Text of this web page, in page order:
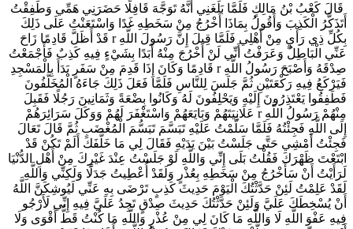
كَعْبُ بْنُ مَالِكٍ فَلَمَّا بَلَغَنِي أَنَّهُ تَوَجَّهَ قَافِلًا حَضَرَنِي هَمِّي وَطَفِقْتُ
الْكَذِبَ وَأَقُولُ بِمَاذَا أَخْرُجُ مِنْ سَخَطِهِ غَدًا وَاسْتَعَنْتُ عَلَى ذَلِكَ
بِكُلِّ ذِي رَأْيٍ مِنْ أَهْلِي فَلَمَّا قِيلَ إِنَّ رَسُولَ اللَّهِ r قَدْ أَظَلَّ قَادِمًا زَاحَ
الْبَاطِلُ وَعَرَفْتُ أَنِّي لَنْ أَخْرُجَ مِنْهُ أَبَدًا بِشَيْءٍ فِيهِ كَذِبٌ فَأَجْمَعْتُ
صِدْقَهُ وَأَصْبَحَ رَسُولُ اللَّهِ r قَادِمًا وَكَانَ إِذَا قَدِمَ مِنْ سَفَرٍ بَدَأَ بِالْمَسْجِدِ
فِيهِ رَكْعَتَيْنِ ثُمَّ جَلَسَ لِلنَّاسِ فَلَمَّا فَعَلَ ذَلِكَ جَاءَهُ الْمُخَلَّفُونَ
يَعْتَذِرُونَ إِلَيْهِ وَيَحْلِفُونَ لَهُ وَكَانُوا بِضْعَةً وَثَمَانِينَ رَجُلًا فَقَبِلَ
مِنْهُمْ رَسُولُ اللَّهِ r عَلَانِيَتَهُمْ وَبَايَعَهُمْ وَاسْتَغْفَرَ لَهُمْ وَوَكَلَ سَرَائِرَهُمْ
اللَّهِ فَجِئْتُهُ فَلَمَّا سَلَّمْتُ عَلَيْهِ تَبَسَّمَ تَبَسُّمَ الْمُغْضَبِ ثُمَّ قَالَ تَعَالَ
أَمْشِي حَتَّى جَلَسْتُ بَيْنَ يَدَيْهِ فَقَالَ لِي مَا خَلَّفَكَ أَلَمْ تَكُنْ قَدْ
ظَهْرَكَ فَقُلْتُ بَلَى إِنِّي وَاللَّهِ لَوْ جَلَسْتُ عِنْدَ غَيْرِكَ مِنْ أَهْلِ الدُّنْيَا
أَنْ سَأَخْرُجُ مِنْ سَخَطِهِ بِعُذْرٍ وَلَقَدْ أُعْطِيتُ جَدَلًا وَلَكِنِّي وَاللَّهِ
عَلِمْتُ لَئِنْ حَدَّثْتُكَ الْيَوْمَ حَدِيثَ كَذِبٍ تَرْضَى بِهِ عَنِّي لَيُوشِكَنَّ اللَّهُ
يُسْخِطَكَ عَلَيَّ وَلَئِنْ حَدَّثْتُكَ حَدِيثَ صِدْقٍ تَجِدُ عَلَيَّ فِيهِ إِنِّي لَأَرْجُو
عَفْوَ اللَّهِ لَا وَاللَّهِ مَا كَانَ لِي مِنْ عُذْرٍ وَاللَّهِ مَا كُنْتُ قَطُّ أَقْوَى وَلَا